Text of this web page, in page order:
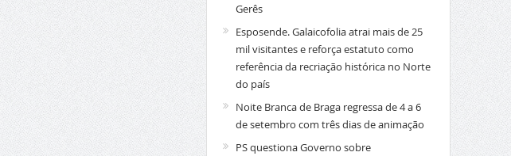
Gerês
Esposende. Galaicofolia atrai mais de 25
mil visitantes e reforça estatuto como
referência da recriação histórica no Norte
do país
Noite Branca de Braga regressa de 4 a 6
de setembro com três dias de animação
PS questiona Governo sobre